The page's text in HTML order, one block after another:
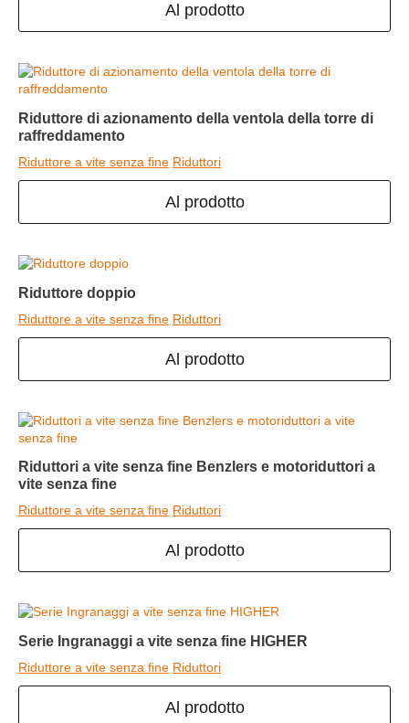
Al prodotto
Riduttore di azionamento della ventola della torre di
raffreddamento
Riduttore a vite senza fine Riduttori
Al prodotto
Riduttore doppio
Riduttore a vite senza fine Riduttori
Al prodotto
Riduttori a vite senza fine Benzlers e motoriduttori a
vite senza fine
Riduttore a vite senza fine Riduttori
Al prodotto
Serie Ingranaggi a vite senza fine HIGHER
Riduttore a vite senza fine Riduttori
Al prodotto